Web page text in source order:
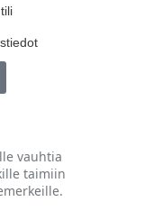
vauhtia
taimiin